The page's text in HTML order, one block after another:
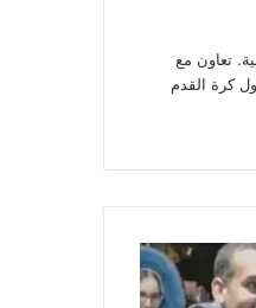
تعاون مع
كرة القدم